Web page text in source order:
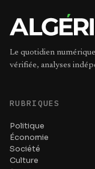
Le quotidien
vérifiée, analyses
RUBRIQUES
Politique
Économie
Société
Culture